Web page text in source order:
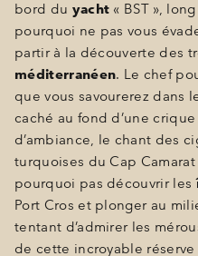
bord du yacht « BST »,
pourquoi ne pas vous
partir à la découverte des
méditerranéen. Le chef
que vous savourerez dans
caché au fond d’une
d’ambiance, le chant des
turquoises du Cap
pourquoi pas découvrir les
Port Cros et plonger au
tentant d’admirer les
de cette incroyable